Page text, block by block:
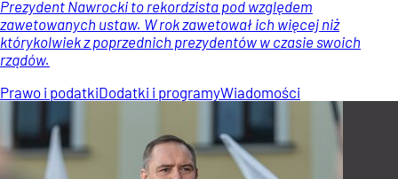
Prezydent Nawrocki to rekordzista pod względem
zawetowanych ustaw. W rok zawetował ich więcej niż
którykolwiek z poprzednich prezydentów w czasie swoich
rządów.
Prawo i podatkiDodatki i programyWiadomości